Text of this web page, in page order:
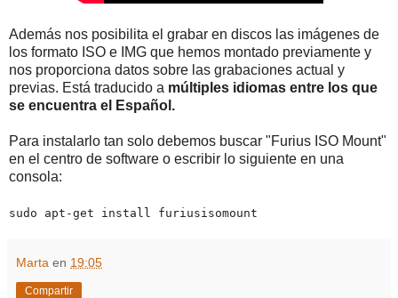
Además nos posibilita el grabar en discos las imágenes de
los formato ISO e IMG que hemos montado previamente y
nos proporciona datos sobre las grabaciones actual y
previas. Está traducido a múltiples idiomas entre los que
se encuentra el Español.
Para instalarlo tan solo debemos buscar "Furius ISO Mount"
en el centro de software o escribir lo siguiente en una
consola:
sudo apt-get install furiusisomount
Marta en 19:05
Compartir